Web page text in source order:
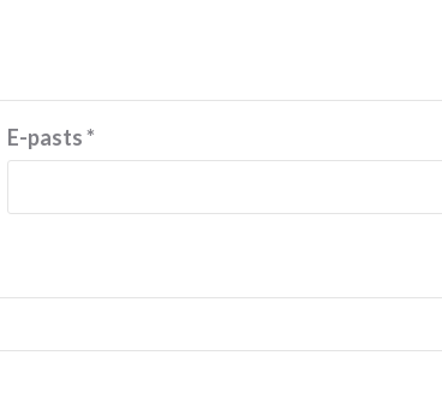
E-pasts*